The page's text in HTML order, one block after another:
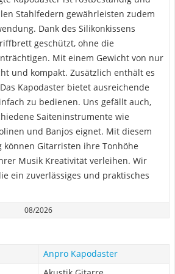
Stahlfedern gewährleisten zudem
Dank des Silikonkissens
geschützt, ohne die
Mit einem Gewicht von nur
und kompakt. Zusätzlich enthält es
Kapodaster bietet ausreichende
zu bedienen. Uns gefällt auch,
Saiteninstrumente wie
und Banjos eignet. Mit diesem
können Gitarristen ihre Tonhöhe
Musik Kreativität verleihen. Wir
ein zuverlässiges und praktisches
08/2026
Anpro Kapodaster